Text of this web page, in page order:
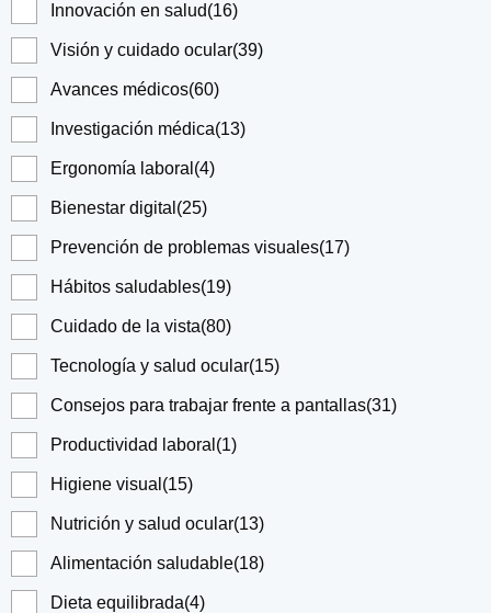
Innovación en salud(16)
Visión y cuidado ocular(39)
Avances médicos(60)
Investigación médica(13)
Ergonomía laboral (4)
Bienestar digital (25)
Prevención de problemas visuales(17)
Hábitos saludables(19)
Cuidado de la vista(80)
Tecnología y salud ocular(15)
Consejos para trabajar frente a pantallas(31)
Productividad laboral (1)
Higiene visual (15)
Nutrición y salud ocular(13)
Alimentación saludable(18)
Dieta equilibrada(4)